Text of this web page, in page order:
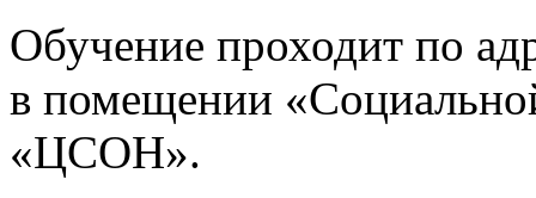
Обучение проходит по
в помещении
«ЦСОН».